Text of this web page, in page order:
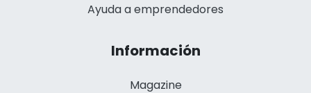
Ayuda a emprendedores
Información
Magazine